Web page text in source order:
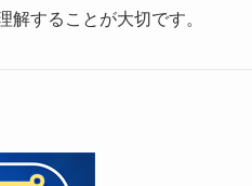
解することが大切です。